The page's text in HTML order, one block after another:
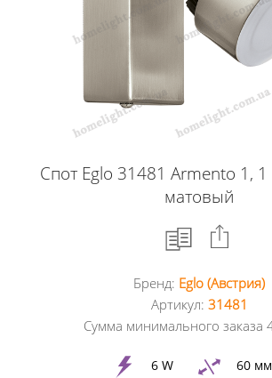
Спот Eglo 31481 Armento 1,
матовый
Facebook
Бренд: Eglo (Австрия)
Артикул: 31481
Сумма минимального заказа
6 W 60 мм